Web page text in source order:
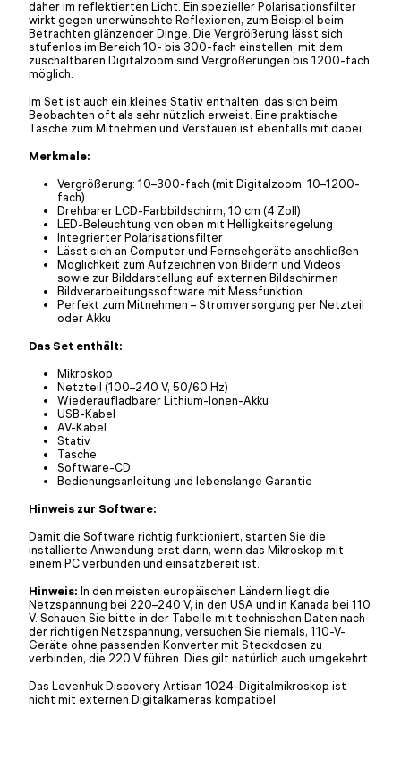
daher im reflektierten Licht. Ein spezieller Polarisationsfilter
wirkt gegen unerwünschte Reflexionen, zum Beispiel beim
Betrachten glänzender Dinge. Die Vergrößerung lässt sich
stufenlos im Bereich 10- bis 300-fach einstellen, mit dem
zuschaltbaren Digitalzoom sind Vergrößerungen bis 1200-fach
möglich.
Im Set ist auch ein kleines Stativ enthalten, das sich beim
Beobachten oft als sehr nützlich erweist. Eine praktische
Tasche zum Mitnehmen und Verstauen ist ebenfalls mit dabei.
Merkmale:
Vergrößerung: 10–300-fach (mit Digitalzoom: 10–1200-
fach)
Drehbarer LCD-Farbbildschirm, 10 cm (4 Zoll)
LED-Beleuchtung von oben mit Helligkeitsregelung
Integrierter Polarisationsfilter
Lässt sich an Computer und Fernsehgeräte anschließen
Möglichkeit zum Aufzeichnen von Bildern und Videos
sowie zur Bilddarstellung auf externen Bildschirmen
Bildverarbeitungssoftware mit Messfunktion
Perfekt zum Mitnehmen – Stromversorgung per Netzteil
oder Akku
Das Set enthält:
Mikroskop
Netzteil (100–240 V, 50/60 Hz)
Wiederaufladbarer Lithium-Ionen-Akku
USB-Kabel
AV-Kabel
Stativ
Tasche
Software-CD
Bedienungsanleitung und lebenslange Garantie
Hinweis zur Software:
Damit die Software richtig funktioniert, starten Sie die
installierte Anwendung erst dann, wenn das Mikroskop mit
einem PC verbunden und einsatzbereit ist.
Hinweis: In den meisten europäischen Ländern liegt die
Netzspannung bei 220–240 V, in den USA und in Kanada bei 110
V. Schauen Sie bitte in der Tabelle mit technischen Daten nach
der richtigen Netzspannung, versuchen Sie niemals, 110-V-
Geräte ohne passenden Konverter mit Steckdosen zu
verbinden, die 220 V führen. Dies gilt natürlich auch umgekehrt.
Das Levenhuk Discovery Artisan 1024-Digitalmikroskop ist
nicht mit externen Digitalkameras kompatibel.